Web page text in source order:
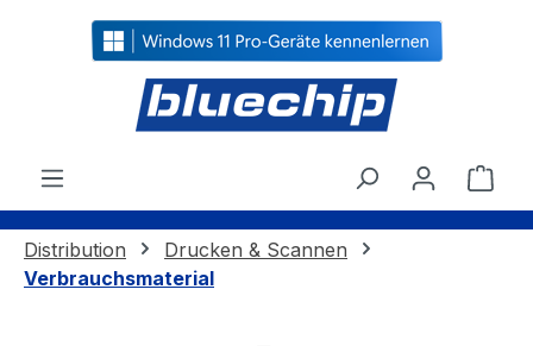
springen
Distribution
Drucken & Scannen
Verbrauchsmaterial